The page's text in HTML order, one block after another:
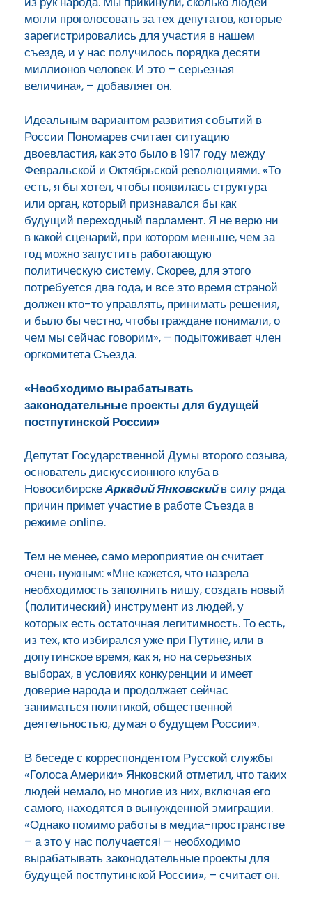
могли проголосовать за тех депутатов, которые
зарегистрировались для участия в нашем
съезде, и у нас получилось порядка десяти
миллионов человек. И это – серьезная
величина», – добавляет он.
Идеальным вариантом развития событий в
России Пономарев считает ситуацию
двоевластия, как это было в 1917 году между
Февральской и Октябрьской революциями. «То
есть, я бы хотел, чтобы появилась структура
или орган, который признавался бы как
будущий переходный парламент. Я не верю ни
в какой сценарий, при котором меньше, чем за
год можно запустить работающую
политическую систему. Скорее, для этого
потребуется два года, и все это время страной
должен кто-то управлять, принимать решения,
и было бы честно, чтобы граждане понимали, о
чем мы сейчас говорим», – подытоживает член
оргкомитета Съезда.
«Необходимо вырабатывать
законодательные проекты для будущей
постпутинской России»
Депутат Государственной Думы второго созыва,
основатель дискуссионного клуба в
НовосибирскеАркадий Янковскийв силу ряда
причин примет участие в работе Съезда в
режиме online.
Тем не менее, само мероприятие он считает
очень нужным: «Мне кажется, что назрела
необходимость заполнить нишу, создать новый
(политический) инструмент из людей, у
которых есть остаточная легитимность. То есть,
из тех, кто избирался уже при Путине, или в
допутинское время, как я, но на серьезных
выборах, в условиях конкуренции и имеет
доверие народа и продолжает сейчас
заниматься политикой, общественной
деятельностью, думая о будущем России».
В беседе с корреспондентом Русской службы
«Голоса Америки» Янковский отметил, что таких
людей немало, но многие из них, включая его
самого, находятся в вынужденной эмиграции.
«Однако помимо работы в медиа-пространстве
– а это у нас получается! – необходимо
вырабатывать законодательные проекты для
будущей постпутинской России», – считает он.